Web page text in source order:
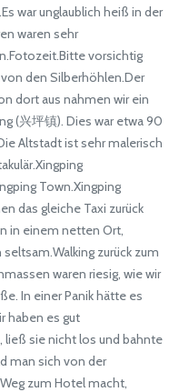
war unglaublich heiß in der
waren sehr
vorsichtig
den Silberhöhlen.Der
dort aus nahmen wir ein
(兴坪镇). Dies war etwa 90
Altstadt ist sehr malerisch
Town.Xingping
das gleiche Taxi zurück
in einem netten Ort,
zurück zum
waren riesig, wie wir
In einer Panik hätte es
haben es gut
ließ sie nicht los und bahnte
man sich von der
zum Hotel macht,